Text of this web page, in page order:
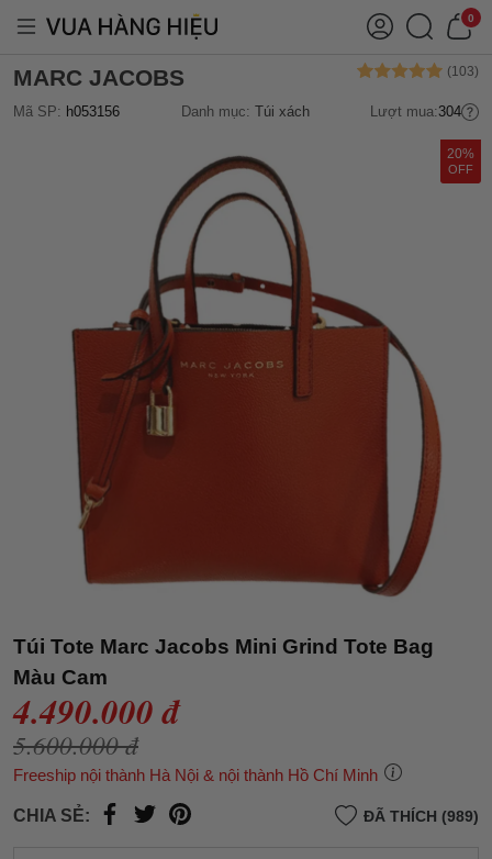
0
MARC JACOBS
Mã SP: h053156 Danh mục: Túi xách Lượt mua:304
20%
OFF
Túi Tote Marc Jacobs Mini Grind Tote Bag
Màu Cam
4.490.000 đ
5.600.000 đ
Freeship nội thành Hà Nội & nội thành Hồ Chí Minh
CHIA SẺ: ĐÃ THÍCH (989)